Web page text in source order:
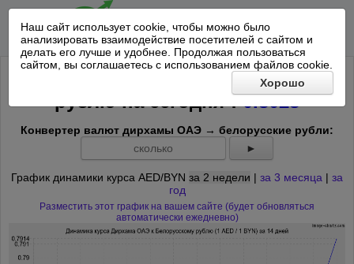
Наш сайт использует cookie, чтобы можно было
анализировать взаимодействие посетителей с сайтом и
делать его лучше и удобнее. Продолжая пользоваться
сайтом, вы соглашаетесь с использованием файлов cookie.
Хорошо
Курс Дирхама ОАЭ к Белорусскому
рублю насегодня :0.8028
Конвертер валют дирхамы ОАЭ → белорусские рубли:
►
График динамики курса AED/BYN за 2 недели | за 3 месяца | за
год
Разместить этот график на вашем сайте (будет обновляться
автоматически ежедневно)